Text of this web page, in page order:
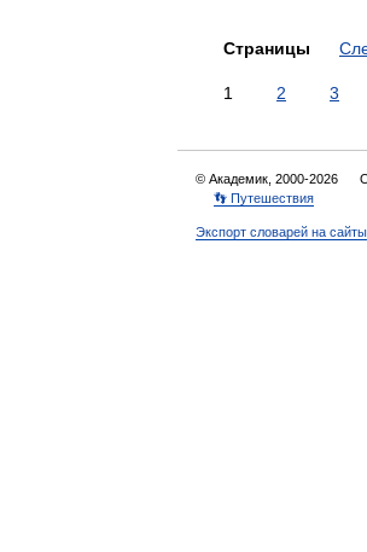
Страницы
1 2 3
© Академик, 2000-2026
👣 Путешествия
Экспорт словарей на сайты